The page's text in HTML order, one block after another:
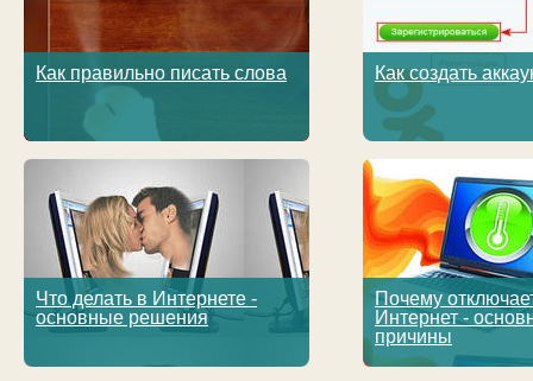
Как правильно писать слова Как создать
Что делать в Интернете -
основные решения
Почему
Интернет -
причины